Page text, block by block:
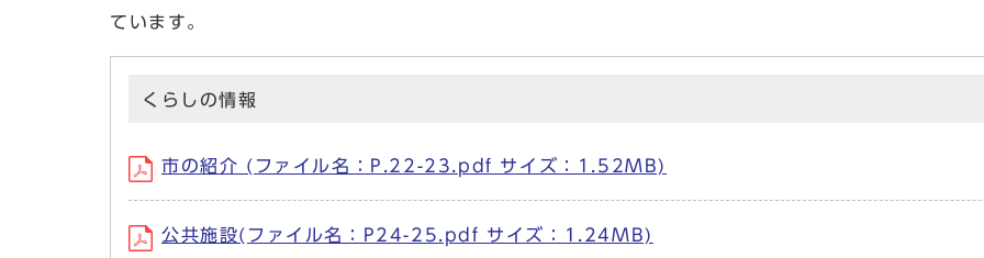
ています。
くらしの情報
市の紹介 (ファイル名：P.22-23.pdf サイズ：1.52MB)
公共施設(ファイル名：P24-25.pdf サイズ：1.24MB)